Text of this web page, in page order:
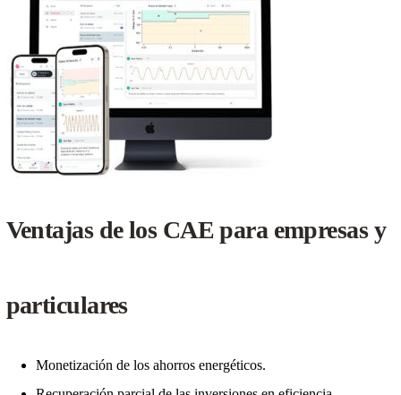
Ventajas de los CAE para empresas y
particulares
Monetización de los ahorros energéticos.